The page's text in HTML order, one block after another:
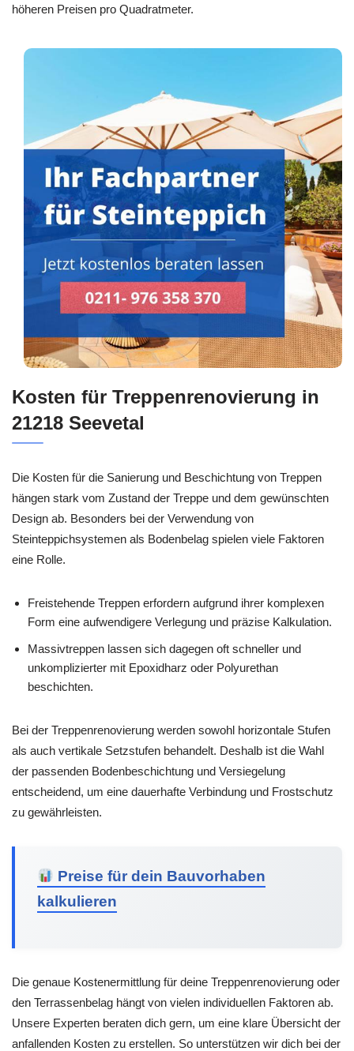
höheren Preisen pro Quadratmeter.
Kosten für Treppenrenovierung in
21218 Seevetal
Die Kosten für die Sanierung und Beschichtung von Treppen
hängen stark vom Zustand der Treppe und dem gewünschten
Design ab. Besonders bei der Verwendung von
Steinteppichsystemen als Bodenbelag spielen viele Faktoren
eine Rolle.
Freistehende Treppen erfordern aufgrund ihrer komplexen
Form eine aufwendigere Verlegung und präzise Kalkulation.
Massivtreppen lassen sich dagegen oft schneller und
unkomplizierter mit Epoxidharz oder Polyurethan
beschichten.
Bei der Treppenrenovierung werden sowohl horizontale Stufen
als auch vertikale Setzstufen behandelt. Deshalb ist die Wahl
der passenden Bodenbeschichtung und Versiegelung
entscheidend, um eine dauerhafte Verbindung und Frostschutz
zu gewährleisten.
Preise für dein Bauvorhaben
kalkulieren
Die genaue Kostenermittlung für deine Treppenrenovierung oder
den Terrassenbelag hängt von vielen individuellen Faktoren ab.
Unsere Experten beraten dich gern, um eine klare Übersicht der
anfallenden Kosten zu erstellen. So unterstützen wir dich bei der